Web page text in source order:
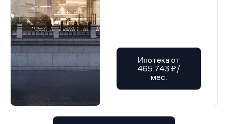
Ипотека от
465 743 ₽/
мес.